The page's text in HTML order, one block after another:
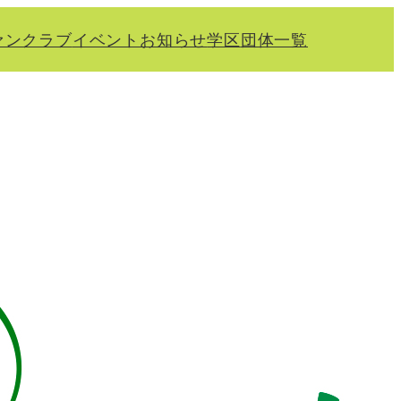
クラブイベント お知らせ学区団体一覧